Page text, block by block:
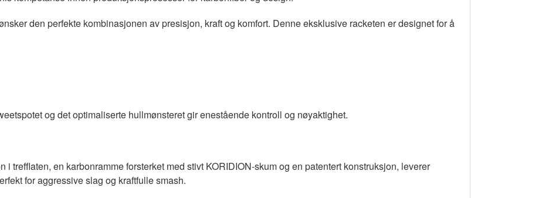
den perfekte kombinasjonen av presisjon, kraft og komfort. Denne eksklusive racketen er designet for å
og det optimaliserte hullmønsteret gir enestående kontroll og nøyaktighet.
i trefflaten, en karbonramme forsterket med stivt KORIDION-skum og en patentert konstruksjon, leverer
for aggressive slag og kraftfulle smash.